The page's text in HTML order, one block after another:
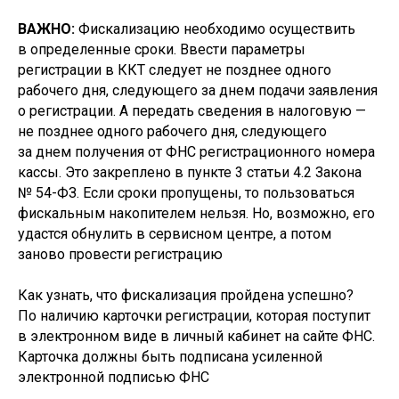
ВАЖНО: Фискализацию необходимо осуществить
в определенные сроки. Ввести параметры
регистрации в ККТ следует не позднее одного
рабочего дня, следующего за днем подачи заявления
о регистрации. А передать сведения в налоговую —
не позднее одного рабочего дня, следующего
за днем получения от ФНС регистрационного номера
кассы. Это закреплено в пункте 3 статьи 4.2 Закона
№ 54-ФЗ. Если сроки пропущены, то пользоваться
фискальным накопителем нельзя. Но, возможно, его
удастся обнулить в сервисном центре, а потом
заново провести регистрацию
Как узнать, что фискализация пройдена успешно?
По наличию карточки регистрации, которая поступит
в электронном виде в личный кабинет на сайте ФНС.
Карточка должны быть подписана усиленной
электронной подписью ФНС